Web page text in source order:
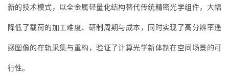
新的技术模式，以全金属轻量化结构替代传统精密光学组件，大幅
降低了载荷的加工难度、研制周期与成本，同时实现了高分辨率遥
感图像的在轨采集与重构，验证了计算光学新体制在空间场景的可
行性。